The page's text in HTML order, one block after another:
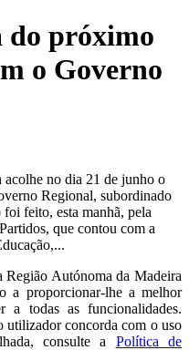
do próximo
o Governo
no dia 21 de junho o
Regional, subordinado
feito, esta manhã, pela
que contou com a
Região Autónoma da Madeira
a proporcionar-lhe a melhor
a todas as funcionalidades.
utilizador concorda com o uso
consulte a
Política de